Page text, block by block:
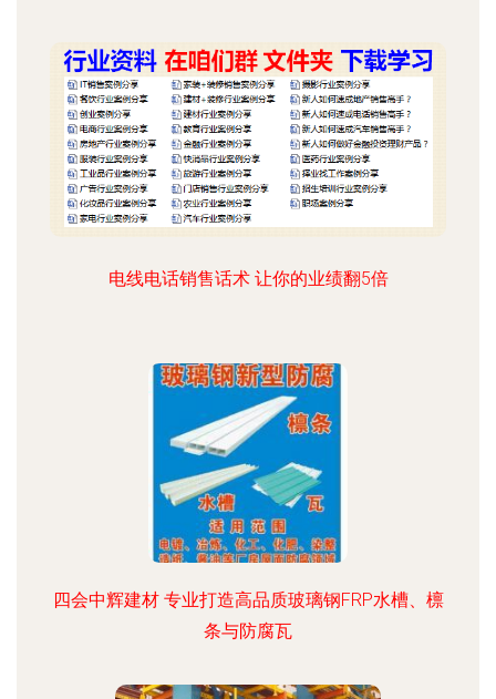
电线电话销售话术 让你的业绩翻5倍
四会中辉建材 专业打造高品质玻璃钢FRP水槽、檩
条与防腐瓦